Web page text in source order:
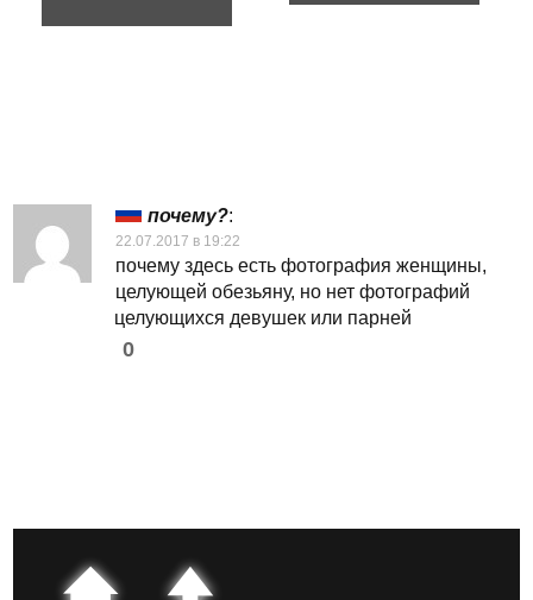
почему?:
22.07.2017 в 19:22
почему здесь есть фотография женщины,
целующей обезьяну, но нет фотографий
целующихся девушек или парней
0